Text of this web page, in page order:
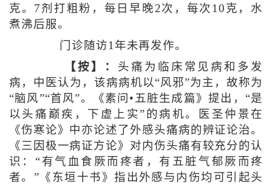
克。7剂打粗粉，每日早晚2次，每次10克，水
煮沸后服。
门诊随访1年未再发作。
【按】： 头痛为临床常见病和多发
病，中医认为，该病病机以“风邪”为主，故称为
“脑风”“首风”。《素问•五脏生成篇》提出，“是
以头痛巅疾，下虚上实”的病机。医圣仲景在
《伤寒论》中亦论述了外感头痛病的辨证论治。
《三因极一病证方论》对内伤头痛有较充分的认
识：“有气血食厥而疼者，有五脏气郁厥而疼
者。”《东垣十书》指出外感与内伤均可引起头